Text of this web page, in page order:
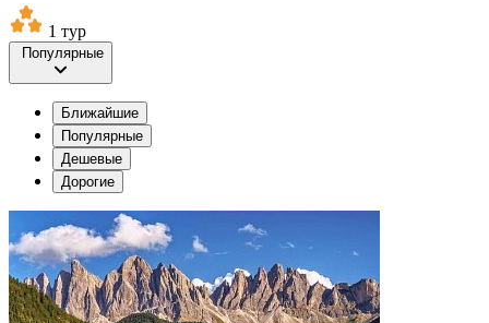
1 тур
Популярные
Ближайшие
Популярные
Дешевые
Дорогие